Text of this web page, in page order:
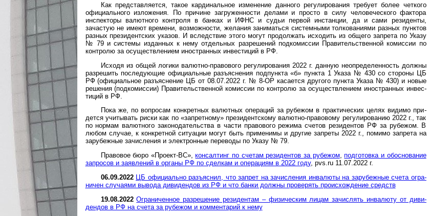
Как представляется, такое кардинальное изменение данного регулирования требует более четкого
официального изложения. По причине загруженности делами и просто в силу человеческого фактора
инспекторы валютного контроля в банках и ИФНС и судьи первой инстанции, да и сами резиденты,
зачастую не имеют времени, возможности, желания заниматься системными толкованиями разных пунктов
разных президентских указов. И вследствие этого могут продолжать исходить из общего запрета по Указу
№ 79 и системы изданных к нему отдельных разрешений подкомиссии Правительственной комиссии по
контролю за осуществлением иностранных инвестиций в РФ.
Исходя из общей логики валютно-правового регулирования 2022 г. данную неопределенность должны
разрешить последующие официальные разъяснения подпункта «б» пункта 1 Указа № 430 со стороны ЦБ
РФ (официальное разъяснение ЦБ от 08.07.2022 г. № 8-ОР касается другого пункта Указа № 430) и новые
решения (подкомиссии) Правительственной комиссии по контролю за осуществлением иностранных ин­вес­
ти­ций в РФ.
Пока же, по вопросам конкретных валютных операций за рубежом в практических целях видимо при­
дет­ся учитывать риски как по «запретному» президентскому валютно-правовому регулированию 2022 г., так
по нормам валютного законодательства в части правового режима счетов резидентов РФ за рубежом. В
любом случае, к конкретной ситуации могут быть применимы и другие запреты 2022 г., помимо запрета на
за­ру­беж­ные зачисления и электронные переводы по Указу № 79.
Правовое бюро «Проект-ВС»,консалтинг по счетам резидентов за рубежом,под­го­товка и обо­сно­ва­ние
зап­ро­сов и заяв­ле­ний в ор­ганы РФ по сдел­кам и опе­ра­циям в 2022 году, pvs.ru 11.07.2022 г.
06.09.2022 ЦБ официально разъ­яс­нил, что за­п­рет на за­чис­ле­ния ин­ва­лю­ты на за­ру­беж­ные сче­та ог­ра­
ни­чен слу­ча­я­­ми вы­во­да ди­ви­ден­дов из РФ и что бан­ки дол­ж­ны про­ве­рять про­ис­хож­де­ние средств
19.08.2022 Ограниченное раз­ре­ше­ние ре­зи­ден­там – фи­зи­чес­ким ли­цам за­чис­лять ин­ва­лю­ту от ди­ви­
ден­дов в РФ на сче­та за ру­бе­жом и ком­мен­та­рий к нему